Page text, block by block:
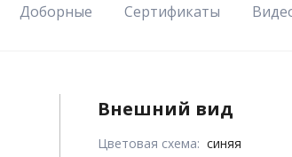
Доборные Сертификаты
Внешний вид
Цветовая схема: синяя